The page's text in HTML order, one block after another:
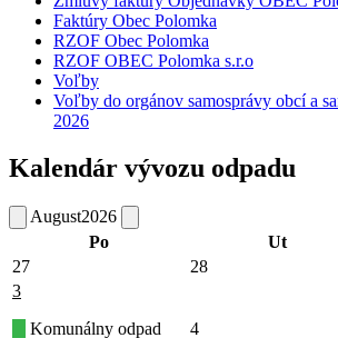
Faktúry Obec Polomka
RZOF Obec Polomka
RZOF OBEC Polomka s.r.o
Voľby
Voľby do orgánov samosprávy obcí a
2026
Kalendár vývozu odpadu
August2026
Po
Ut
27
28
3
Komunálny odpad
4